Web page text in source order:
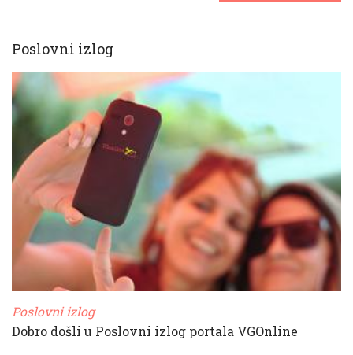
Poslovni izlog
Poslovni izlog
Dobro došli u Poslovni izlog portala VGOnline